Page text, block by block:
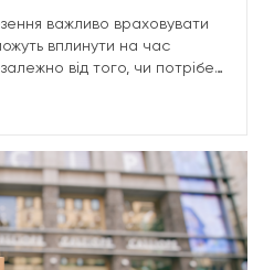
важливо враховувати
вплинути на час
від того, чи потрібен